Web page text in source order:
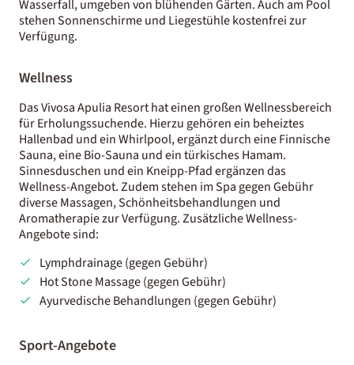
Wasserfall, umgeben von blühenden Gärten. Auch am Pool
stehen Sonnenschirme und Liegestühle kostenfrei zur
Verfügung.
Wellness
Das Vivosa Apulia Resort hat einen großen Wellnessbereich
für Erholungssuchende. Hierzu gehören ein beheiztes
Hallenbad und ein Whirlpool, ergänzt durch eine Finnische
Sauna, eine Bio-Sauna und ein türkisches Hamam.
Sinnesduschen und ein Kneipp-Pfad ergänzen das
Wellness-Angebot. Zudem stehen im Spa gegen Gebühr
diverse Massagen, Schönheitsbehandlungen und
Aromatherapie zur Verfügung. Zusätzliche Wellness-
Angebote sind:
Lymphdrainage (gegen Gebühr)
Hot Stone Massage (gegen Gebühr)
Ayurvedische Behandlungen (gegen Gebühr)
Sport-Angebote